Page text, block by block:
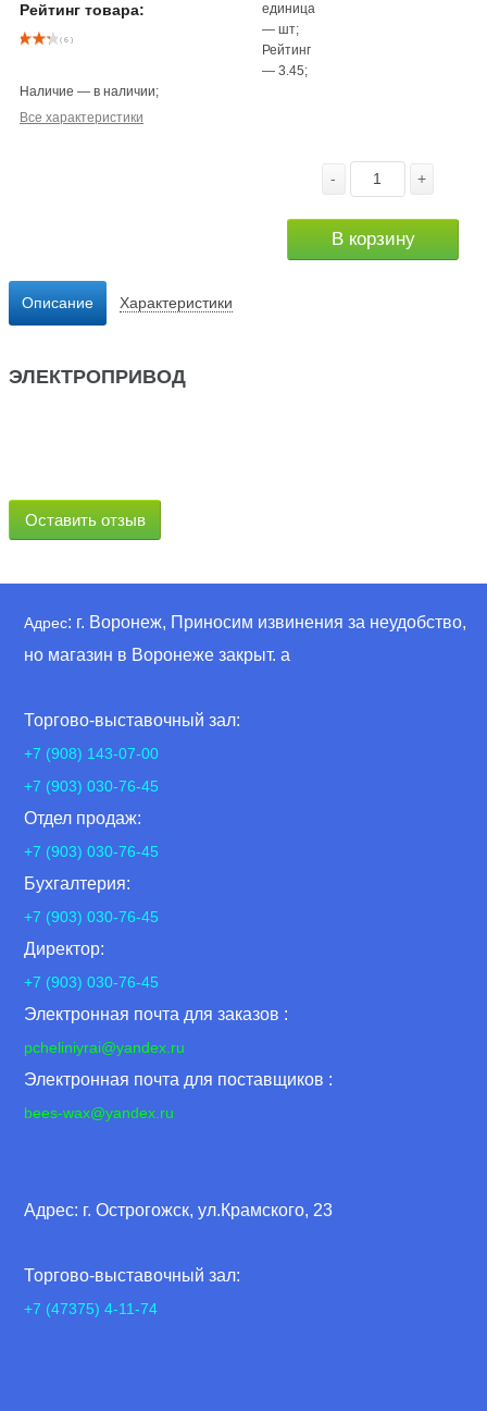
Рейтинг товара:
( 6 )
единица
—шт;
Рейтинг
—3.45;
Наличие — в наличии;
Все характеристики
- +
В корзину
Описание Характеристики
ЭЛЕКТРОПРИВОД
Оставить отзыв
Адрес: г. Воронеж, Приносим извинения за неудобство,
но магазин в Воронеже закрыт. а
Торгово-выставочный зал:
+7 (908) 143-07-00
+7 (903) 030-76-45
Отдел продаж:
+7 (903) 030-76-45
Бухгалтерия:
+7 (903) 030-76-45
Директор:
+7 (903) 030-76-45
Электронная почта для заказов :
pcheliniyrai@yandex.ru
Электронная почта для поставщиков :
bees-wax@yandex.ru
Адрес: г. Острогожск, ул.Крамского, 23
Торгово-выставочный зал:
+7 (47375) 4-11-74